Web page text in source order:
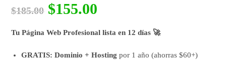
$185.00 $155.00
Tu Página Web Profesional lista en 12 días 🚀
GRATIS: Dominio + Hosting por 1 año (ahorras $60+)